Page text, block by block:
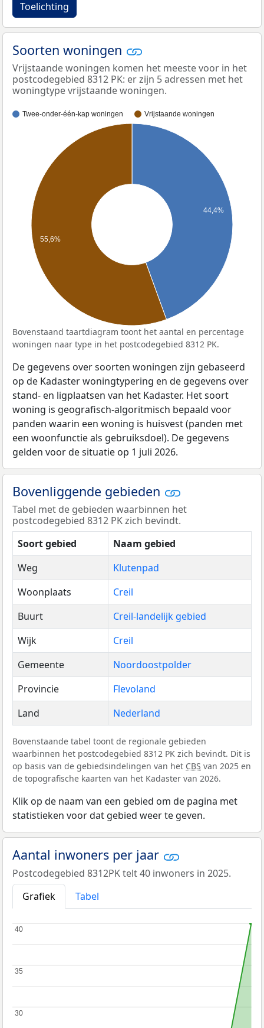
Toelichting
Soorten woningen
Vrijstaande woningen komen het meeste voor in het
postcodegebied 8312 PK: er zijn 5 adressen met het
woningtype vrijstaande woningen.
Twee-onder-één-kap woningen Vrijstaande woningen
44,4%
55,6%
Bovenstaand taartdiagram toont het aantal en percentage
woningen naar type in het postcodegebied 8312 PK.
De gegevens over soorten woningen zijn gebaseerd
op de Kadaster woningtypering en de gegevens over
stand- en ligplaatsen van het Kadaster. Het soort
woning is geografisch-algoritmisch bepaald voor
panden waarin een woning is huisvest (panden met
een woonfunctie als gebruiksdoel). De gegevens
gelden voor de situatie op 1 juli 2026.
Bovenliggende gebieden
Tabel met de gebieden waarbinnen het
postcodegebied 8312 PK zich bevindt.
Soort gebied
Naam gebied
Weg
Klutenpad
Woonplaats
Creil
Buurt
Creil-landelijk gebied
Wijk
Creil
Gemeente
Noordoostpolder
Provincie
Flevoland
Land
Nederland
Bovenstaande tabel toont de regionale gebieden
waarbinnen het postcodegebied 8312 PK zich bevindt. Dit is
op basis van de gebiedsindelingen van het CBS van 2025 en
de topografische kaarten van het Kadaster van 2026.
Klik op de naam van een gebied om de pagina met
statistieken voor dat gebied weer te geven.
Aantal inwoners per jaar
Postcodegebied 8312PK telt 40 inwoners in 2025.
Grafiek
Tabel
30
30
35
35
40
40